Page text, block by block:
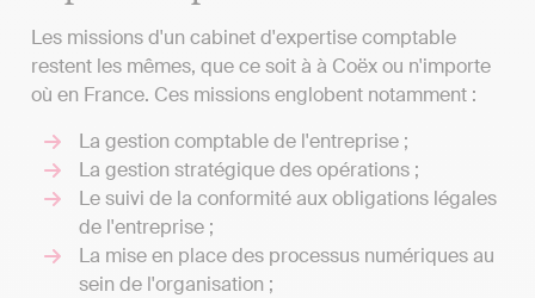
Les missions d'un cabinet d'expertise comptable
restent les mêmes, que ce soit à à Coëx ou n'importe
où en France. Ces missions englobent notamment :
La gestion comptable de l'entreprise ;
La gestion stratégique des opérations ;
Le suivi de la conformité aux obligations légales
de l'entreprise ;
La mise en place des processus numériques au
sein de l'organisation ;